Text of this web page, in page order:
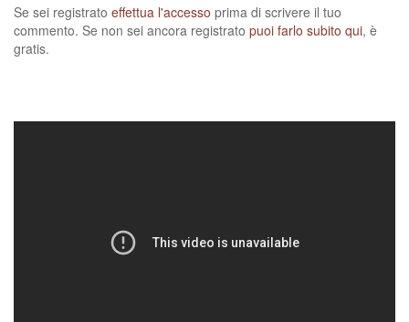
Se sei registrato effettua l'accesso prima di scrivere il tuo
commento. Se non sei ancora registrato puoi farlo subito qui, è
gratis.